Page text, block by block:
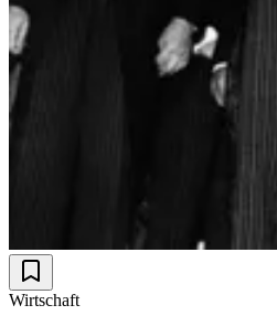
Wirtschaft